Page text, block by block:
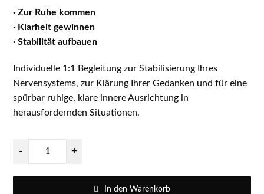
· Zur Ruhe kommen
· Klarheit gewinnen
· Stabilität aufbauen
Individuelle 1:1 Begleitung zur Stabilisierung Ihres
Nervensystems, zur Klärung Ihrer Gedanken und für eine
spürbar ruhige, klare innere Ausrichtung in
herausfordernden Situationen.
- +
In den Warenkorb